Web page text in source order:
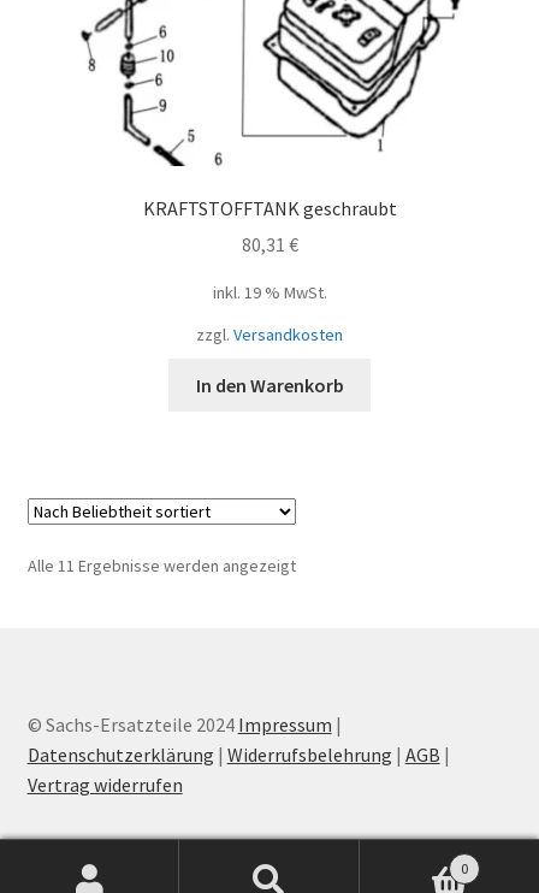
KRAFTSTOFFTANK geschraubt
80,31 €
inkl. 19 % MwSt.
zzgl. Versandkosten
In den Warenkorb
Alle 11 Ergebnisse werden angezeigtNach
© Sachs-Ersatzteile 2024 Impressum |
Datenschutzerklärung | Widerrufsbelehrung | AGB |
Vertrag widerrufen
0